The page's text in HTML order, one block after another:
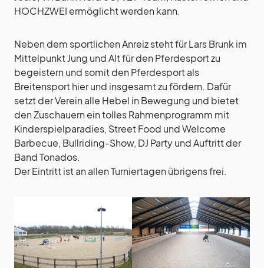
HOCHZWEI ermöglicht werden kann.
Neben dem sportlichen Anreiz steht für Lars Brunk im
Mittelpunkt Jung und Alt für den Pferdesport zu
begeistern und somit den Pferdesport als
Breitensport hier und insgesamt zu fördern. Dafür
setzt der Verein alle Hebel in Bewegung und bietet
den Zuschauern ein tolles Rahmenprogramm mit
Kinderspielparadies, Street Food und Welcome
Barbecue, Bullriding-Show, DJ Party und Auftritt der
Band Tonados.
Der Eintritt ist an allen Turniertagen übrigens frei.